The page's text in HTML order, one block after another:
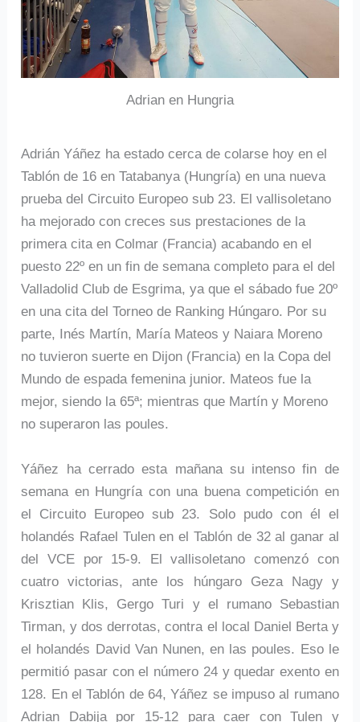
Adrian en Hungria
Adrián Yáñez ha estado cerca de colarse hoy en el
Tablón de 16 en Tatabanya (Hungría) en una nueva
prueba del Circuito Europeo sub 23. El vallisoletano
ha mejorado con creces sus prestaciones de la
primera cita en Colmar (Francia) acabando en el
puesto 22º en un fin de semana completo para el del
Valladolid Club de Esgrima, ya que el sábado fue 20º
en una cita del Torneo de Ranking Húngaro. Por su
parte, Inés Martín, María Mateos y Naiara Moreno
no tuvieron suerte en Dijon (Francia) en la Copa del
Mundo de espada femenina junior. Mateos fue la
mejor, siendo la 65ª; mientras que Martín y Moreno
no superaron las poules.
Yáñez ha cerrado esta mañana su intenso fin de
semana en Hungría con una buena competición en
el Circuito Europeo sub 23. Solo pudo con él el
holandés Rafael Tulen en el Tablón de 32 al ganar al
del VCE por 15-9. El vallisoletano comenzó con
cuatro victorias, ante los húngaro Geza Nagy y
Krisztian Klis, Gergo Turi y el rumano Sebastian
Tirman, y dos derrotas, contra el local Daniel Berta y
el holandés David Van Nunen, en las poules. Eso le
permitió pasar con el número 24 y quedar exento en
128. En el Tablón de 64, Yáñez se impuso al rumano
Adrian Dabija por 15-12 para caer con Tulen y